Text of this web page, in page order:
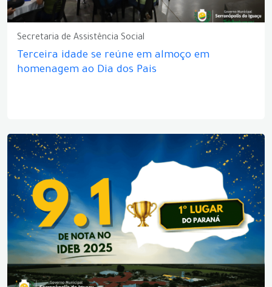
Secretaria de Assistência Social
Terceira idade se reúne em almoço em
homenagem ao Dia dos Pais